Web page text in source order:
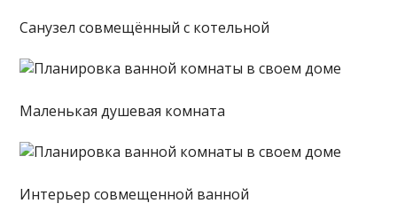
Санузел совмещённый с котельной
Маленькая душевая комната
Интерьер совмещенной ванной